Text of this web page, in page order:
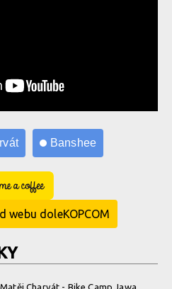
Banshee
Me a Coffee
webu doleKOPCOM
Charvát - Bike Camp Jawa